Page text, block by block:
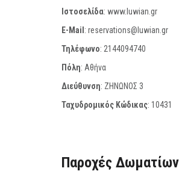
Ιστοσελίδα: www.luwian.gr
E-Mail : reservations@luwian.gr
Τηλέφωνο: 2144094740
Πόλη: Αθήνα
Διεύθυνση: ΖΗΝΩΝΟΣ 3
Ταχυδρομικός Κώδικας: 10431
Παροχές Δωματίων